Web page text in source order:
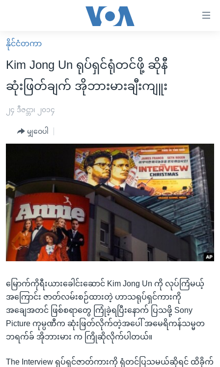
လွယ်ကူ
စေ
သည့်
Link
များ
အကြောင်းအရာ
ကြည့်
ရန်
ပင်မ
အ
ညွန်း
စာမျက်နှာ
သို့
ကျော်
ကြည့်
မူလစာမျက်နှာ
မြန်မာ
ကမ္ဘာ့သတင်းများ
နိုင်ငံတကာ
အစ္စရေး-ပါလက်စတိုင်း
ဗွီဒီယို
ရပ်ဝန်းတခု လမ်းတခု အလွန်
အင်္ဂလိပ်စာလေ့လာမယ်
အမေရိကန်သုံးအီဒီယံ
မကြေးမုံရဲ့ အင်္ဂလိပ်စာ
ရုပ်ရှင်ထဲက အင်္ဂလိပ်စာ
သုတပဒေသာ အင်္ဂလိပ်စာ
အပတ်စဉ်ကဏ္ဍများ
ရေဒီယို
တီဗွီ
ရေဒီယိုနှင့်ရုပ်သံ အချက်အလက်များ
ရေဒီယို/တီဗွီအစီအစဉ်
Learning English
ဗွီအိုအေ လူမှုကွန်ယက်များ
ဘာသာစကားများ
နိုင်ငံတကာ
Kim Jong Un ရုပ်ရှင်ရုံတင်ဖို့ ဆိုနီ
ဆုံးဖြတ်ချက် အိုဘားမားချီးကျူး
၂၄ ဒီဇင္ဘာ၊ ၂၀၁၄
မျှဝေပါ
မြောက်ကိုရီးယားခေါင်းဆောင် Kim Jong Un ကို လုပ်ကြံမယ့်
အကြောင်း ဇာတ်လမ်းစဉ်ထားတဲ့ ဟာသရုပ်ရှင်ကားကို
အချေအတင် ဖြစ်စရာတွေ ကြုံခဲ့ရပြီးနောက် ပြသဖို့ Sony
Picture ကုမ္ပဏီက ဆုံးဖြတ်လိုက်တဲ့အပေါ် အမေရိကန်သမ္မတ
ဘရက်ခ် အိုဘားမား က ကြိုဆိုလိုက်ပါတယ်။
The Interview ရုပ်ရှင်ဇာတ်ကားကို ရုံတင်ပြသမယ်ဆိုရင် ထိခိုက်